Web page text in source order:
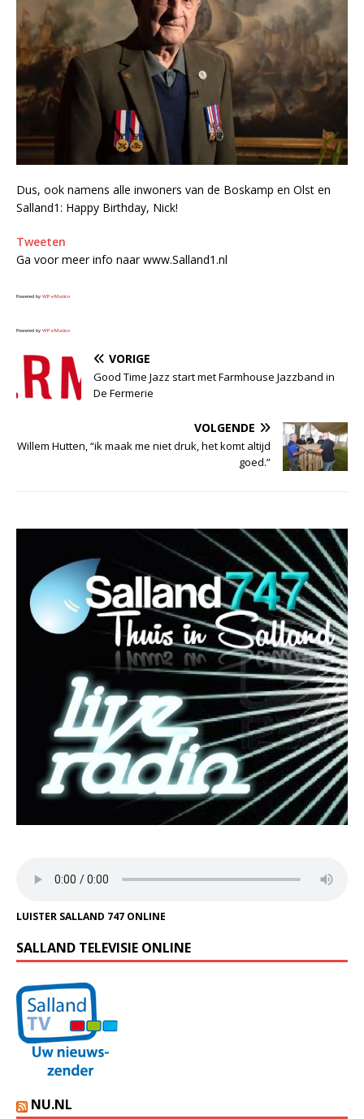
Dus, ook namens alle inwoners van de Boskamp en Olst en
Salland1: Happy Birthday, Nick!
Tweeten
Ga voor meer info naar www.Salland1.nl
Powered by WPeMatico
Powered by WPeMatico
VORIGE
Good Time Jazz start met Farmhouse Jazzband in
De Fermerie
VOLGENDE
Willem Hutten, “ik maak me niet druk, het komt altijd
goed.”
LUISTER SALLAND 747 ONLINE
SALLAND TELEVISIE ONLINE
NU.NL